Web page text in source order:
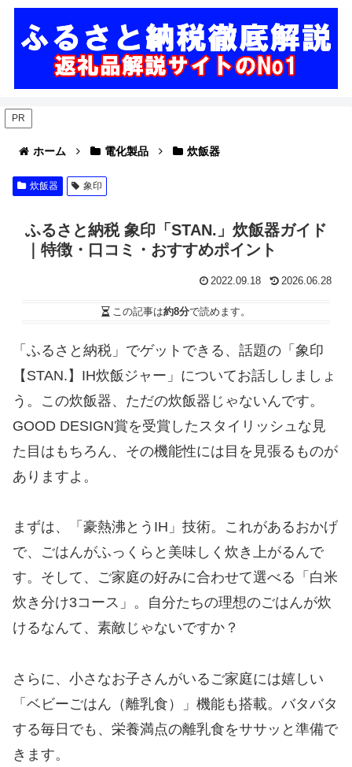
PR
ホーム 電化製品 炊飯器
炊飯器 象印
ふるさと納税 象印「STAN.」炊飯器ガイド
｜特徴・口コミ・おすすめポイント
2022.09.18 2026.06.28
この記事は約8分で読めます。
「ふるさと納税」でゲットできる、話題の「象印
【STAN.】IH炊飯ジャー」についてお話ししましょ
う。この炊飯器、ただの炊飯器じゃないんです。
GOOD DESIGN賞を受賞したスタイリッシュな見
た目はもちろん、その機能性には目を見張るものが
ありますよ。
まずは、「豪熱沸とうIH」技術。これがあるおかげ
で、ごはんがふっくらと美味しく炊き上がるんで
す。そして、ご家庭の好みに合わせて選べる「白米
炊き分け3コース」。自分たちの理想のごはんが炊
けるなんて、素敵じゃないですか？
さらに、小さなお子さんがいるご家庭には嬉しい
「ベビーごはん（離乳食）」機能も搭載。バタバタ
する毎日でも、栄養満点の離乳食をササッと準備で
きます。